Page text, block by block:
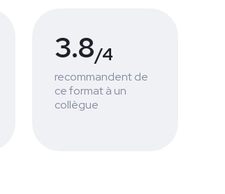
3.8/4
recommandent de
ce format à un
collègue